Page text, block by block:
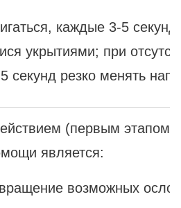
каждые 3-5 секунд
укрытиями; при
секунд резко менять
(первым этапом)
является:
возможных